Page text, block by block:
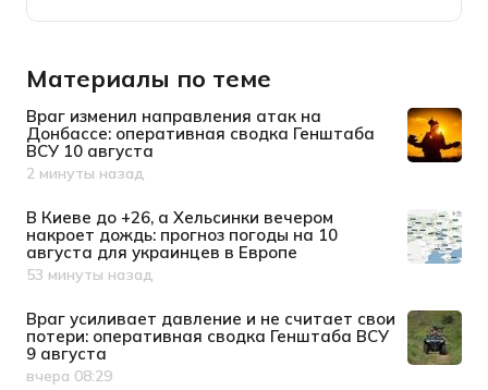
Материалы по теме
Враг изменил направления атак на
Донбассе: оперативная сводка Генштаба
ВСУ 10 августа
Дата публикации
2 минуты назад
В Киеве до +26, а Хельсинки вечером
накроет дождь: прогноз погоды на 10
августа для украинцев в Европе
Дата публикации
53 минуты назад
Враг усиливает давление и не считает свои
потери: оперативная сводка Генштаба ВСУ
9 августа
Дата публикации
вчера 08:29